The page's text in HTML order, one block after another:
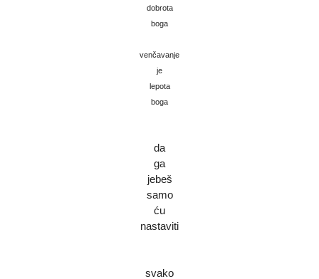
dobrota
boga
venčavanje
je
lepota
boga
da
ga
jebeš
samo
ću
nastaviti
svako